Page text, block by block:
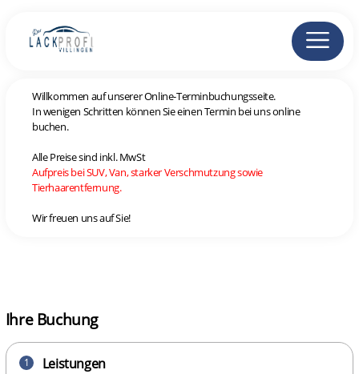
Willkommen auf unserer Online-Terminbuchungsseite.
In wenigen Schritten können Sie einen Termin bei uns online
buchen.
Alle Preise sind inkl. MwSt
Aufpreis bei SUV, Van, starker Verschmutzung sowie
Tierhaarentfernung.
Wir freuen uns auf Sie!
Ihre Buchung
1 Leistungen